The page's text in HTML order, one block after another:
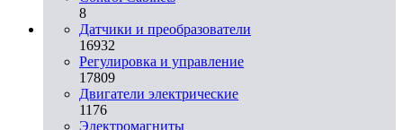
8
Датчики и преобразователи
16932
Регулировка и управление
17809
Двигатели электрические
1176
Электромагниты